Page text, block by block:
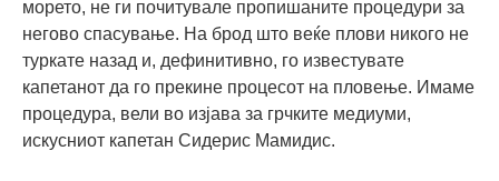
морето, не ги почитувале пропишаните процедури за
негово спасување. На брод што веќе плови никого не
туркате назад и, дефинитивно, го известувате
капетанот да го прекине процесот на пловење. Имаме
процедура, вели во изјава за грчките медиуми,
искусниот капетан Сидерис Мамидис.